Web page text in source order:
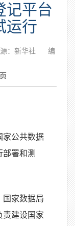
记平台
运行
：新华社
编
家公共数据
署和测
国家数据局
责建设国家